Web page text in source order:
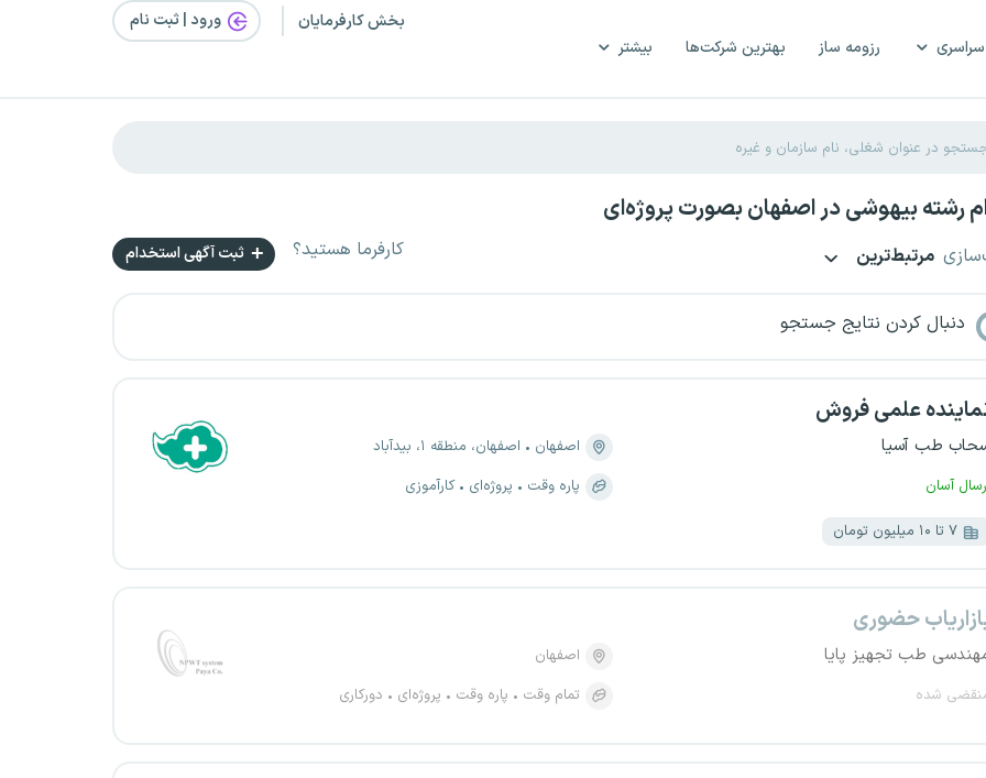
رزومه ساز بهترین شرکت‌ها بیشتر
بخش کارفرمایان ورود | ثبت‌ نام
رشته بیهوشی در اصفهان بصورت پروژه‌ای
مرتبط‌ترین کارفرما هستید؟ ثبت آگهی استخدام
دنبال کردن نتایج جستجو
علمی فروش
طب آسیا
آسان
اصفهان
اصفهان، منطقه ۱، بیدآباد
پاره وقت
پروژه‌ای کارآموزی
۷ تا ۱۰ میلیون تومان
حضوری
طب تجهیز پایا
شده
اصفهان
تمام وقت
پاره وقت پروژه‌ای دورکاری